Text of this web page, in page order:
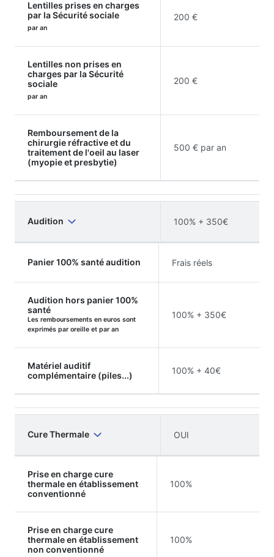
Lentilles prises en charges
par la Sécurité sociale
par an
200 €
Lentilles non prises en
charges par la Sécurité
sociale
par an
200 €
Remboursement de la
chirurgie réfractive et du
traitement de l'oeil au laser
(myopie et presbytie)
500 € par an
Audition 100% + 350€
Panier 100% santé audition Frais réels
Audition hors panier 100%
santé
Les remboursements en euros sont
exprimés par oreille et par an
100% + 350€
Matériel auditif
complémentaire (piles...)
100% + 40€
Cure Thermale OUI
Prise en charge cure
thermale en établissement
conventionné
100%
Prise en charge cure
thermale en établissement
non conventionné
100%